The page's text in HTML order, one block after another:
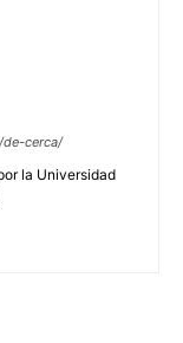
cerca/
la Universidad